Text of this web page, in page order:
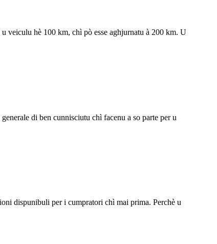
veiculu hè 100 km, chì pò esse aghjurnatu à 200 km. U
di ben cunnisciutu chì facenu a so parte per u
dispunibuli per i cumpratori chì mai prima. Perchè u